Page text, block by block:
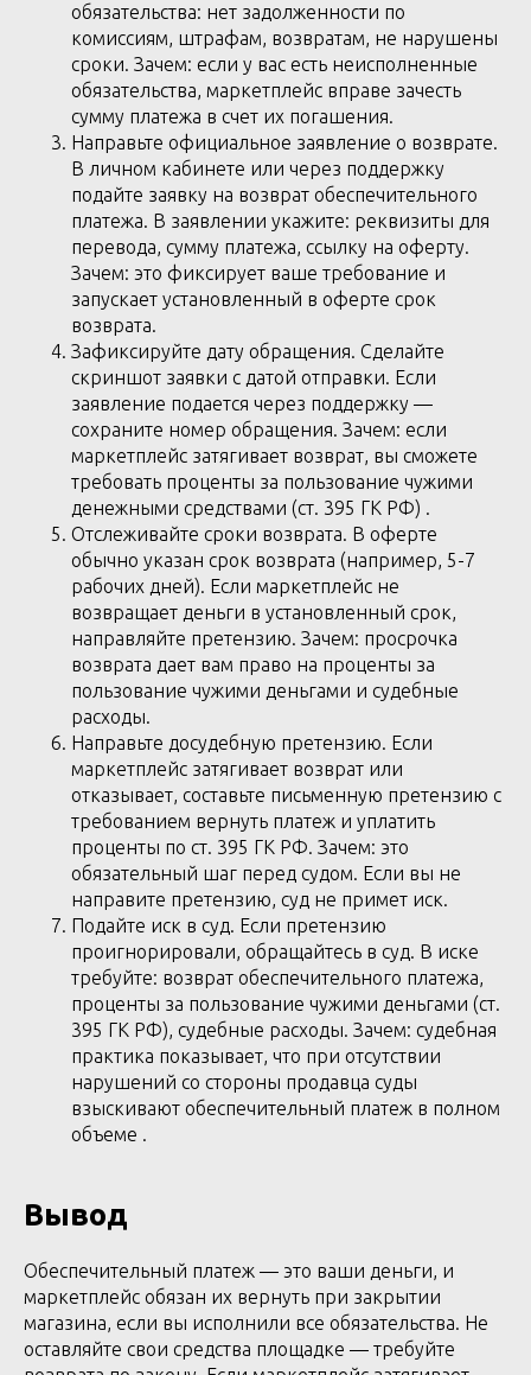
обязательства: нет задолженности по
комиссиям, штрафам, возвратам, не нарушены
сроки. Зачем: если у вас есть неисполненные
обязательства, маркетплейс вправе зачесть
сумму платежа в счет их погашения.
Направьте официальное заявление о возврате.
В личном кабинете или через поддержку
подайте заявку на возврат обеспечительного
платежа. В заявлении укажите: реквизиты для
перевода, сумму платежа, ссылку на оферту.
Зачем: это фиксирует ваше требование и
запускает установленный в оферте срок
возврата.
Зафиксируйте дату обращения. Сделайте
скриншот заявки с датой отправки. Если
заявление подается через поддержку —
сохраните номер обращения. Зачем: если
маркетплейс затягивает возврат, вы сможете
требовать проценты за пользование чужими
денежными средствами (ст. 395 ГК РФ) .
Отслеживайте сроки возврата. В оферте
обычно указан срок возврата (например, 5-7
рабочих дней). Если маркетплейс не
возвращает деньги в установленный срок,
направляйте претензию. Зачем: просрочка
возврата дает вам право на проценты за
пользование чужими деньгами и судебные
расходы.
Направьте досудебную претензию. Если
маркетплейс затягивает возврат или
отказывает, составьте письменную претензию с
требованием вернуть платеж и уплатить
проценты по ст. 395 ГК РФ. Зачем: это
обязательный шаг перед судом. Если вы не
направите претензию, суд не примет иск.
Подайте иск в суд. Если претензию
проигнорировали, обращайтесь в суд. В иске
требуйте: возврат обеспечительного платежа,
проценты за пользование чужими деньгами (ст.
395 ГК РФ), судебные расходы. Зачем: судебная
практика показывает, что при отсутствии
нарушений со стороны продавца суды
взыскивают обеспечительный платеж в полном
объеме .
Вывод
Обеспечительный платеж — это ваши деньги, и
маркетплейс обязан их вернуть при закрытии
магазина, если вы исполнили все обязательства. Не
оставляйте свои средства площадке — требуйте